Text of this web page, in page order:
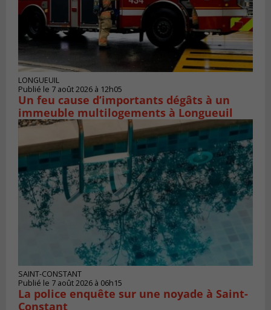
LONGUEUIL
Publié le 7 août 2026 à 12h05
Un feu cause d’importants dégâts à un
immeuble multilogements à Longueuil
SAINT-CONSTANT
Publié le 7 août 2026 à 06h15
La police enquête sur une noyade à Saint-
Constant